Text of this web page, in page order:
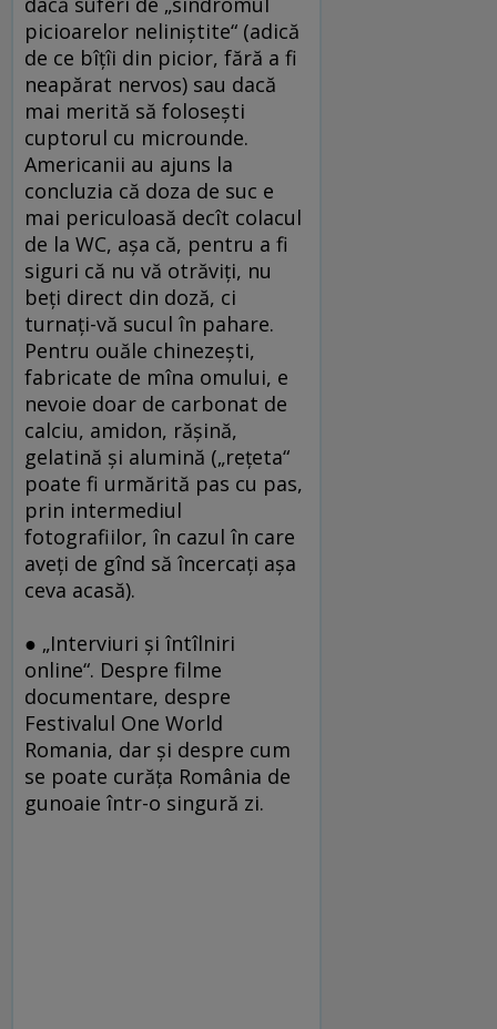
picioarelor neliniştite“ (adică
de ce bîţîi din picior, fără a fi
neapărat nervos) sau dacă
mai merită să foloseşti
cuptorul cu microunde.
Americanii au ajuns la
concluzia că doza de suc e
mai periculoasă decît colacul
de la WC, aşa că, pentru a fi
siguri că nu vă otrăviţi, nu
beţi direct din doză, ci
turnaţi-vă sucul în pahare.
Pentru ouăle chinezeşti,
fabricate de mîna omului, e
nevoie doar de carbonat de
calciu, amidon, răşină,
gelatină şi alumină („reţeta“
poate fi urmărită pas cu pas,
prin intermediul
fotografiilor, în cazul în care
aveţi de gînd să încercaţi aşa
ceva acasă).
● „Interviuri şi întîlniri
online“. Despre filme
documentare, despre
Festivalul One World
Romania, dar şi despre cum
se poate curăţa România de
gunoaie într-o singură zi.